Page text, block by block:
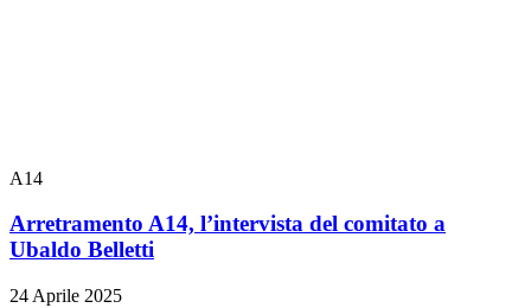
A14
Arretramento A14, l’intervista del comitato a
Ubaldo Belletti
24 Aprile 2025